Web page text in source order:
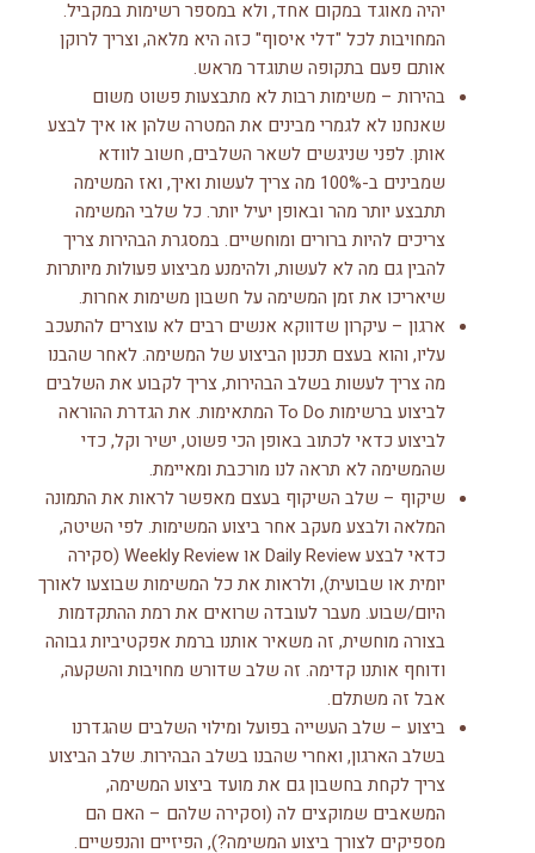
יהיה מאוגד במקום אחד, ולא במספר רשימות במקביל.
המחויבות לכל "דלי איסוף" כזה היא מלאה, וצריך לרוקן
אותם פעם בתקופה שתוגדר מראש.
בהירות – משימות רבות לא מתבצעות פשוט משום
שאנחנו לא לגמרי מבינים את המטרה שלהן או איך לבצע
אותן. לפני שניגשים לשאר השלבים, חשוב לוודא
שמבינים ב-100% מה צריך לעשות ואיך, ואז המשימה
תתבצע יותר מהר ובאופן יעיל יותר. כל שלבי המשימה
צריכים להיות ברורים ומוחשיים. במסגרת הבהירות צריך
להבין גם מה לא לעשות, ולהימנע מביצוע פעולות מיותרות
שיאריכו את זמן המשימה על חשבון משימות אחרות.
ארגון – עיקרון שדווקא אנשים רבים לא עוצרים להתעכב
עליו, והוא בעצם תכנון הביצוע של המשימה. לאחר שהבנו
מה צריך לעשות בשלב הבהירות, צריך לקבוע את השלבים
לביצוע ברשימות To Do המתאימות. את הגדרת ההוראה
לביצוע כדאי לכתוב באופן הכי פשוט, ישיר וקל, כדי
שהמשימה לא תראה לנו מורכבת ומאיימת.
שיקוף – שלב השיקוף בעצם מאפשר לראות את התמונה
המלאה ולבצע מעקב אחר ביצוע המשימות. לפי השיטה,
כדאי לבצע Daily Review או Weekly Review (סקירה
יומית או שבועית), ולראות את כל המשימות שבוצעו לאורך
היום/שבוע. מעבר לעובדה שרואים את רמת ההתקדמות
בצורה מוחשית, זה משאיר אותנו ברמת אפקטיביות גבוהה
ודוחף אותנו קדימה. זה שלב שדורש מחויבות והשקעה,
אבל זה משתלם.
ביצוע – שלב העשייה בפועל ומילוי השלבים שהגדרנו
בשלב הארגון, ואחרי שהבנו בשלב הבהירות. שלב הביצוע
צריך לקחת בחשבון גם את מועד ביצוע המשימה,
המשאבים שמוקצים לה (וסקירה שלהם – האם הם
מספיקים לצורך ביצוע המשימה?), הפיזיים והנפשיים.